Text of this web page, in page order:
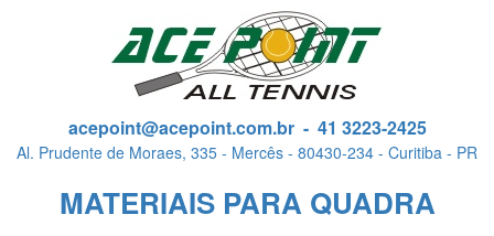
acepoint@acepoint.com.br - 41 3223-2425
Al. Prudente de Moraes, 335 - Mercês - 80430-234 - Curitiba - PR
MATERIAIS PARA QUADRA